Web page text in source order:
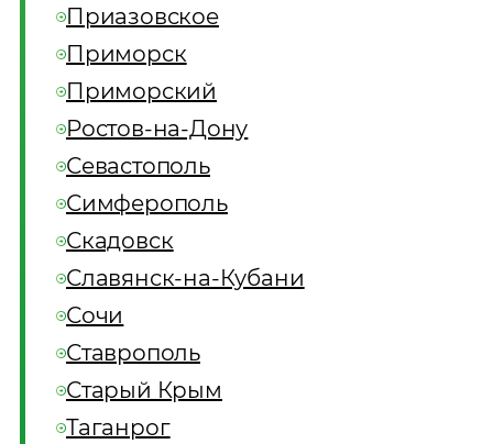
Приазовское
Приморск
Приморский
Ростов-на-Дону
Севастополь
Симферополь
Скадовск
Славянск-на-Кубани
Сочи
Ставрополь
Старый Крым
Таганрог